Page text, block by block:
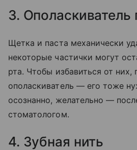
3. Ополаскиватель
Щетка и паста механически
некоторые частички могут
рта. Чтобы избавиться от них,
ополаскиватель — его тоже
осознанно, желательно—
стоматологом.
4. Зубная нить